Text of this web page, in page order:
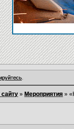
.
» Мероприятия »